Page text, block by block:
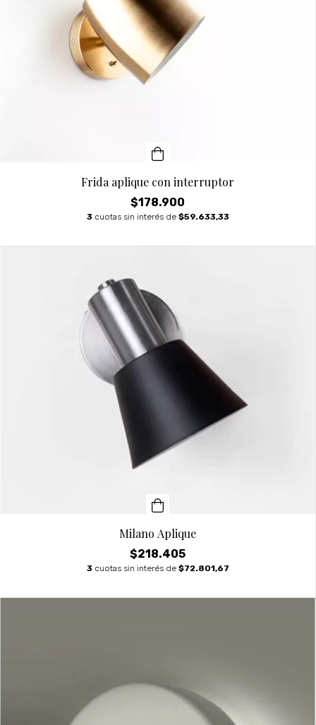
Frida aplique con interruptor
$178.900
3 cuotas sin interés de $59.633,33
Milano Aplique
$218.405
3 cuotas sin interés de $72.801,67